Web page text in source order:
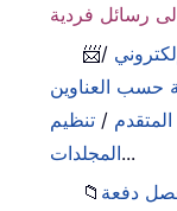
إلى رسائل فردية
📨/
حسب العناوين
/ تنظيم
المجلدات...
📁 دفعة